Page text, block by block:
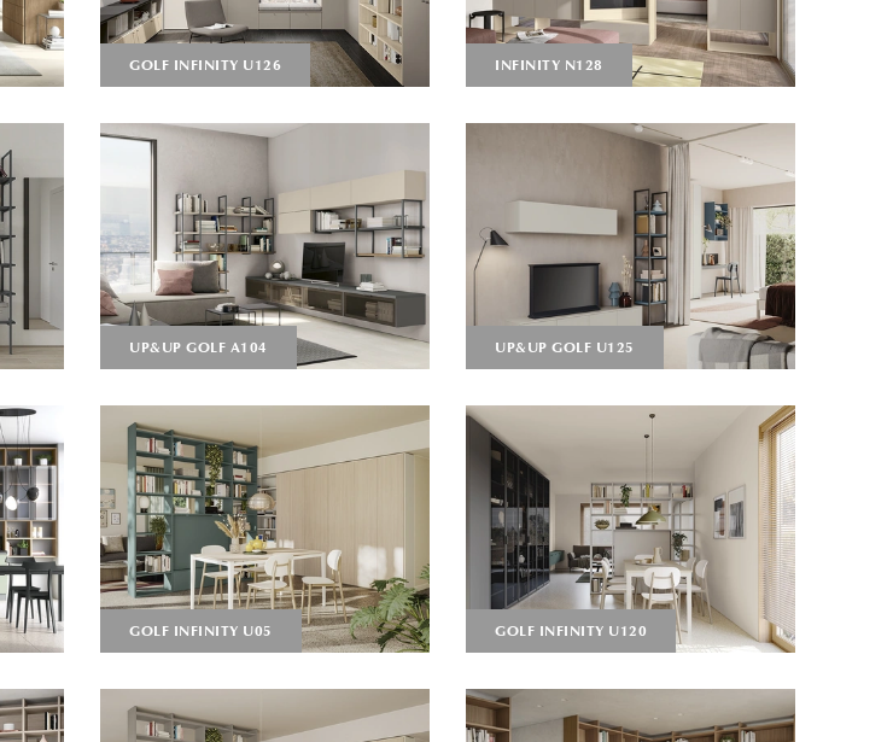
GOLF INFINITY U126 INFINITY N128
UP&UP GOLF A104 UP&UP GOLF U125
GOLF INFINITY U05 GOLF INFINITY U120